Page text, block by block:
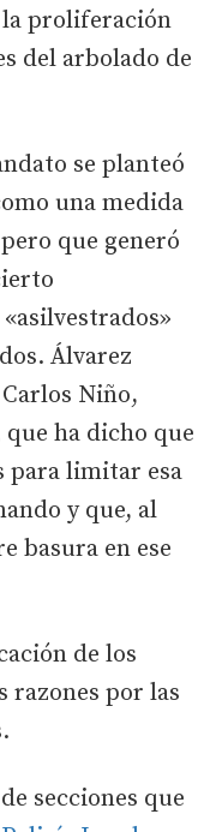
la proliferación
del arbolado de
se planteó
una medida
que generó
Álvarez
Niño,
ha dicho que
para limitar esa
y que, al
basura en ese
de los
razones por las
secciones que